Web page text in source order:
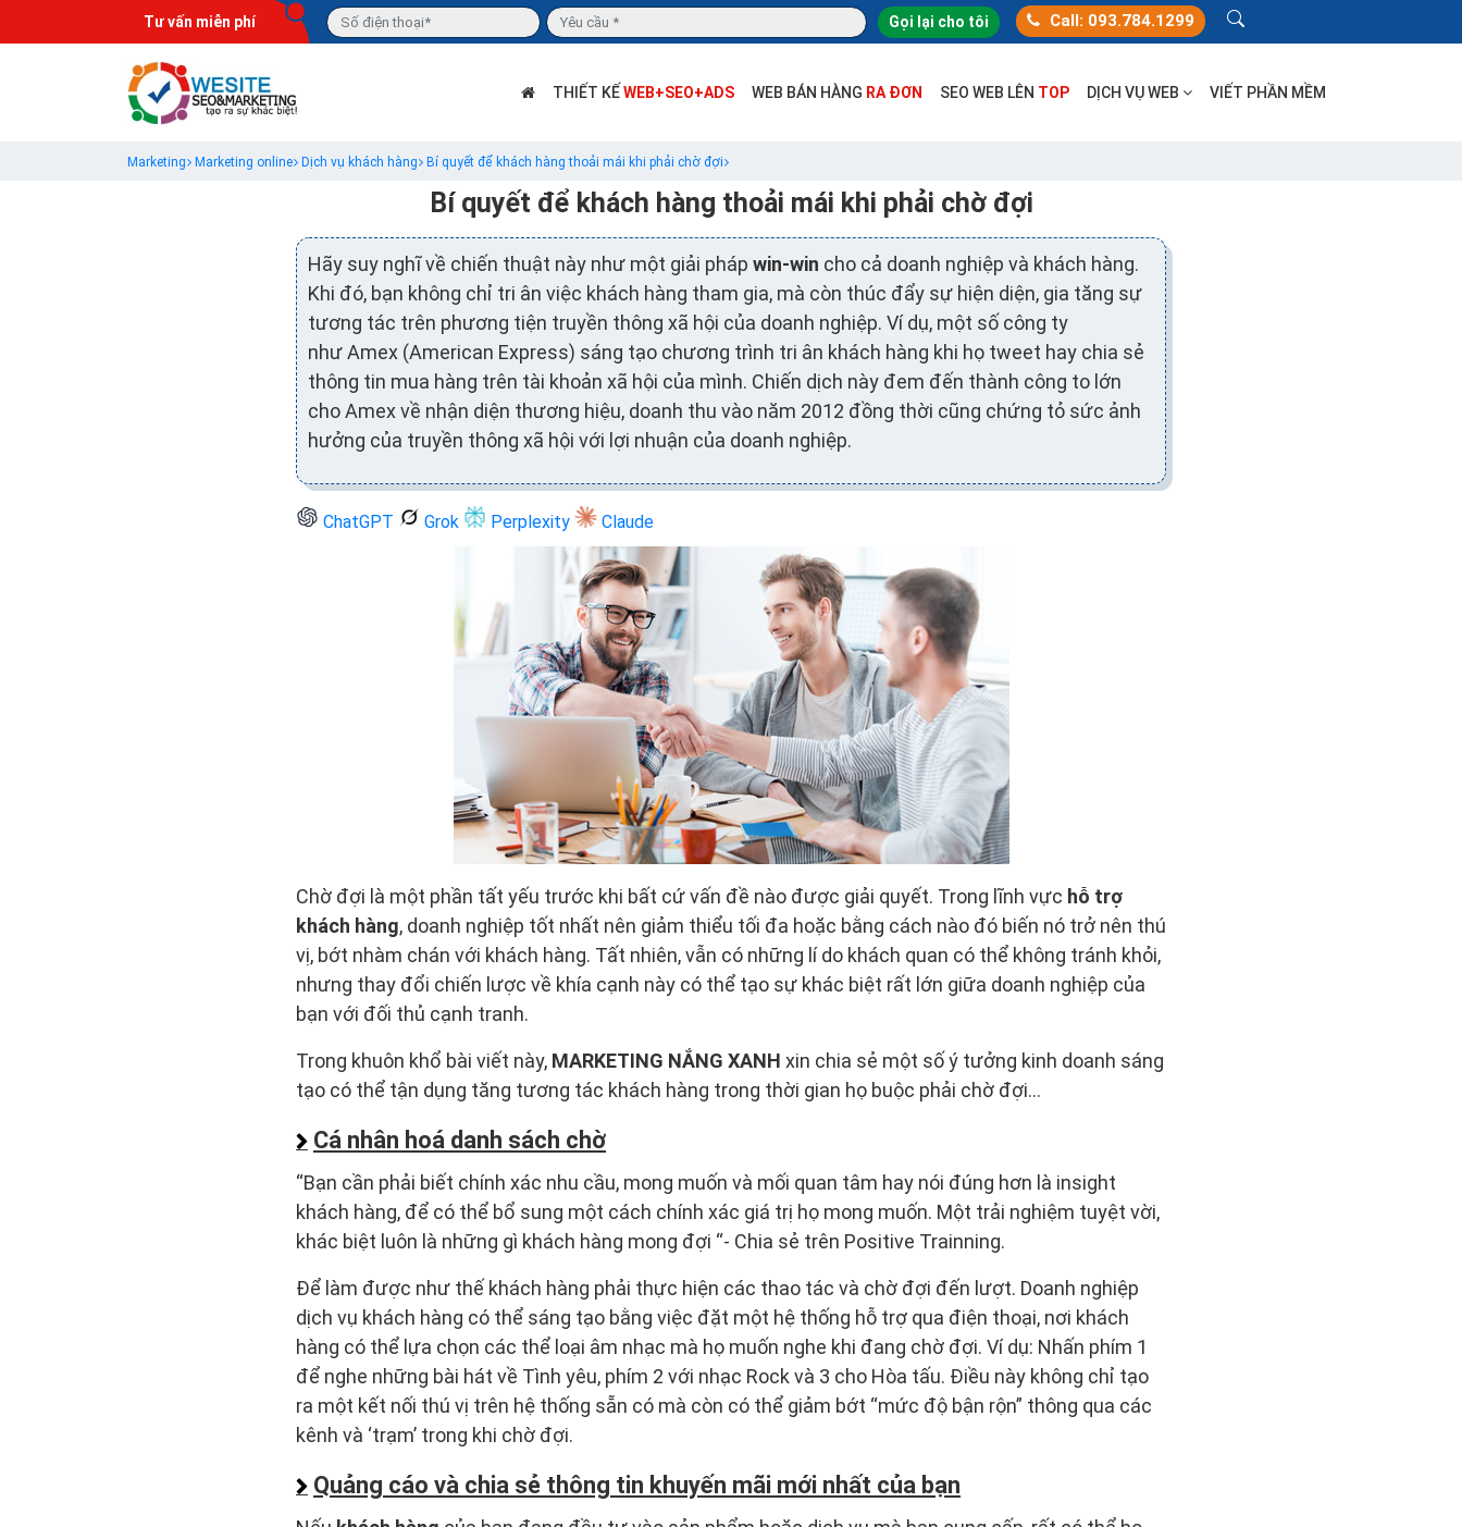
Tư vấn miễn phí Gọi lại cho tôi Call: 093.784.1299
THIẾT KẾWEB+SEO+ADS WEB BÁN HÀNG RA ĐƠN SEO WEB LÊN TOP DỊCH VỤ WEB VIẾT PHẦN MỀM
Marketing Marketing online Dịch vụ khách hàng Bí quyết để khách hàng thoải mái khi phải chờ đợi
Bí quyết để khách hàng thoải mái khi phải chờ đợi
Hãy suy nghĩ về chiến thuật này như một giải pháp win-win cho cả doanh nghiệp và khách hàng.
Khi đó, bạn không chỉ tri ân việc khách hàng tham gia, mà còn thúc đẩy sự hiện diện, gia tăng sự
tương tác trên phương tiện truyền thông xã hội của doanh nghiệp. Ví dụ, một số công ty
như Amex (American Express) sáng tạo chương trình tri ân khách hàng khi họ tweet hay chia sẻ
thông tin mua hàng trên tài khoản xã hội của mình. Chiến dịch này đem đến thành công to lớn
cho Amex về nhận diện thương hiệu, doanh thu vào năm 2012 đồng thời cũng chứng tỏ sức ảnh
hưởng của truyền thông xã hội với lợi nhuận của doanh nghiệp.
ChatGPT Grok Perplexity Claude
Chờ đợi là một phần tất yếu trước khi bất cứ vấn đề nào được giải quyết. Trong lĩnh vực hỗ trợ
khách hàng, doanh nghiệp tốt nhất nên giảm thiểu tối đa hoặc bằng cách nào đó biến nó trở nên thú
vị, bớt nhàm chán với khách hàng. Tất nhiên, vẫn có những lí do khách quan có thể không tránh khỏi,
nhưng thay đổi chiến lược về khía cạnh này có thể tạo sự khác biệt rất lớn giữa doanh nghiệp của
bạn với đối thủ cạnh tranh.
Trong khuôn khổ bài viết này, MARKETING NẮNG XANH xin chia sẻ một số ý tưởng kinh doanh sáng
tạo có thể tận dụng tăng tương tác khách hàng trong thời gian họ buộc phải chờ đợi…
Cá nhân hoá danh sách chờ
“Bạn cần phải biết chính xác nhu cầu, mong muốn và mối quan tâm hay nói đúng hơn là insight
khách hàng, để có thể bổ sung một cách chính xác giá trị họ mong muốn. Một trải nghiệm tuyệt vời,
khác biệt luôn là những gì khách hàng mong đợi “- Chia sẻ trên Positive Trainning.
Để làm được như thế khách hàng phải thực hiện các thao tác và chờ đợi đến lượt. Doanh nghiệp
dịch vụ khách hàng có thể sáng tạo bằng việc đặt một hệ thống hỗ trợ qua điện thoại, nơi khách
hàng có thể lựa chọn các thể loại âm nhạc mà họ muốn nghe khi đang chờ đợi. Ví dụ: Nhấn phím 1
để nghe những bài hát về Tình yêu, phím 2 với nhạc Rock và 3 cho Hòa tấu. Điều này không chỉ tạo
ra một kết nối thú vị trên hệ thống sẵn có mà còn có thể giảm bớt “mức độ bận rộn” thông qua các
kênh và ‘trạm’ trong khi chờ đợi.
Quảng cáo và chia sẻ thông tin khuyến mãi mới nhất của bạn